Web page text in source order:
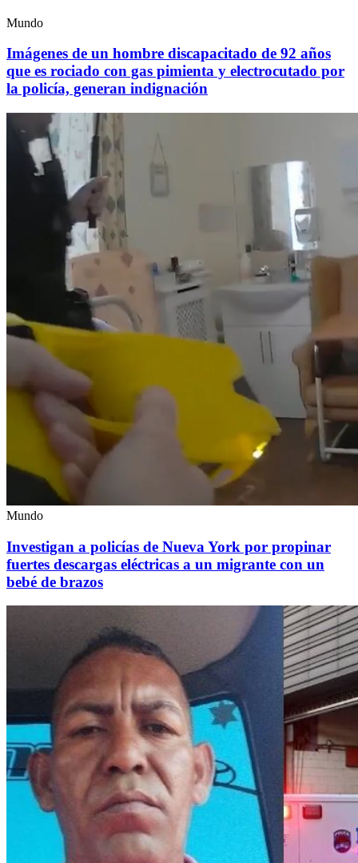
Mundo
Imágenes de un hombre discapacitado de 92 años
que es rociado con gas pimienta y electrocutado por
la policía, generan indignación
Mundo
Investigan a policías de Nueva York por propinar
fuertes descargas eléctricas a un migrante con un
bebé de brazos